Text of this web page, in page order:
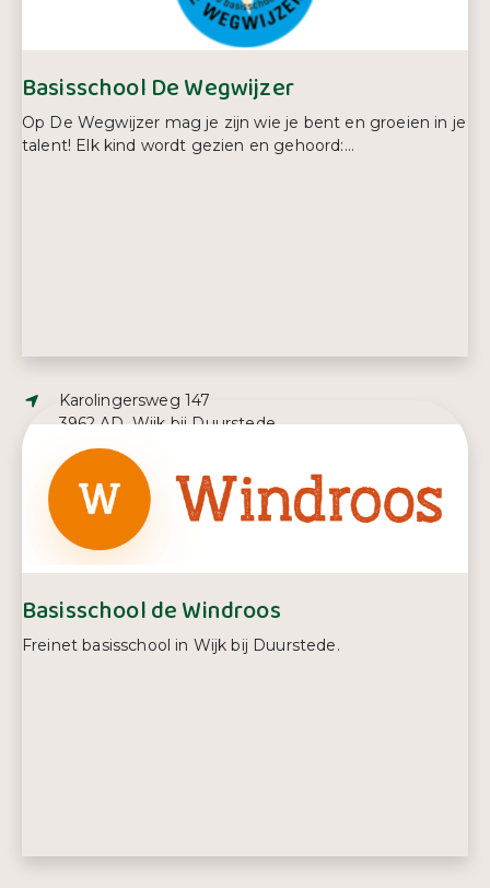
Basisschool De Wegwijzer
Op De Wegwijzer mag je zijn wie je bent en groeien in je
talent! Elk kind wordt gezien en gehoord:...
Adres:
Karolingersweg 147
3962 AD, Wijk bij Duurstede
E-mailadres:
ahardeman@wegwijzer-wbd.nl
Telefoonnummer:
0343 57 26 72
Basisschool de Windroos
Freinet basisschool in Wijk bij Duurstede.